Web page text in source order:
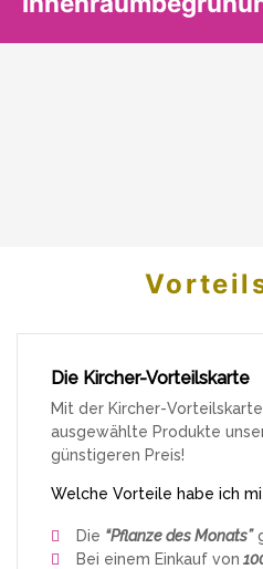
Die Kircher-Vorteilskarte
Mit der Kircher-
ausgewählte Produkte
günstigeren Preis!
Welche Vorteile habe ich
Die “Pflanze des Monats”
Bei einem Einkauf von